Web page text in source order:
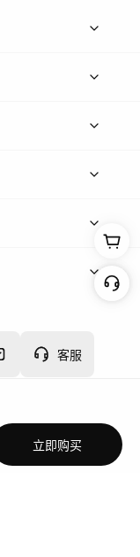
立即购买
客服
备12020238号-4
信息举报中心